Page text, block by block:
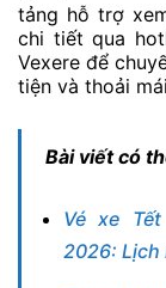
tảng hỗ trợ
chi tiết qua
Vexere để
tiện và thoải
Bài viết có
Vé xe
2026: Lịch